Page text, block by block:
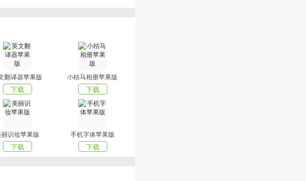
根据自己的喜好进行个性化设置，
知等方式提醒用户，确保用户能够
用户个人信息不被泄露。
光”并下载安装。
等，用户可以选择适合自己的方式
翻译器苹果版
下载
小桔马相册苹果版
下载
丽识妆苹果版
下载
手机字体苹果版
下载